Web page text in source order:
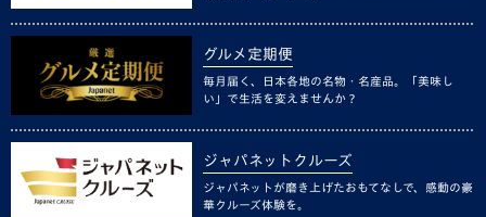
グルメ定期便
毎月届く、日本各地の名物・名産品。「美味し
い」で生活を変えませんか？
ジャパネットクルーズ
ジャパネットが磨き上げたおもてなしで、感動の豪
華クルーズ体験を。